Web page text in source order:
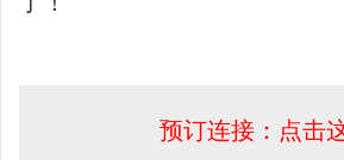
预订连接：点击